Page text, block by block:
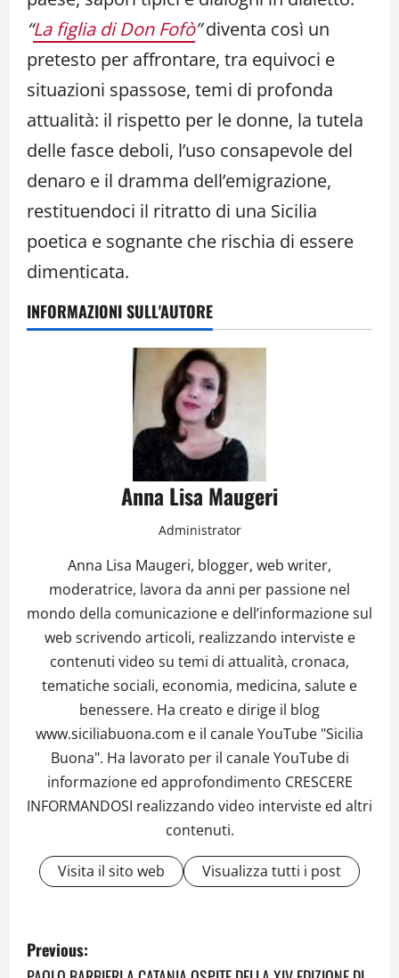
“La figlia di Don Fofò”diventa così un
pretesto per affrontare, tra equivoci e
situazioni spassose, temi di profonda
attualità: il rispetto per le donne, la tutela
delle fasce deboli, l’uso consapevole del
denaro e il dramma dell’emigrazione,
restituendoci il ritratto di una Sicilia
poetica e sognante che rischia di essere
dimenticata.
INFORMAZIONI SULL'AUTORE
Anna Lisa Maugeri
Administrator
Anna Lisa Maugeri, blogger, web writer,
moderatrice, lavora da anni per passione nel
mondo della comunicazione e dell’informazione sul
web scrivendo articoli, realizzando interviste e
contenuti video su temi di attualità, cronaca,
tematiche sociali, economia, medicina, salute e
benessere. Ha creato e dirige il blog
www.siciliabuona.com e il canale YouTube "Sicilia
Buona". Ha lavorato per il canale YouTube di
informazione ed approfondimento CRESCERE
INFORMANDOSI realizzando video interviste ed altri
contenuti.
Visita il sito web Visualizza tutti i post
P
Previous: